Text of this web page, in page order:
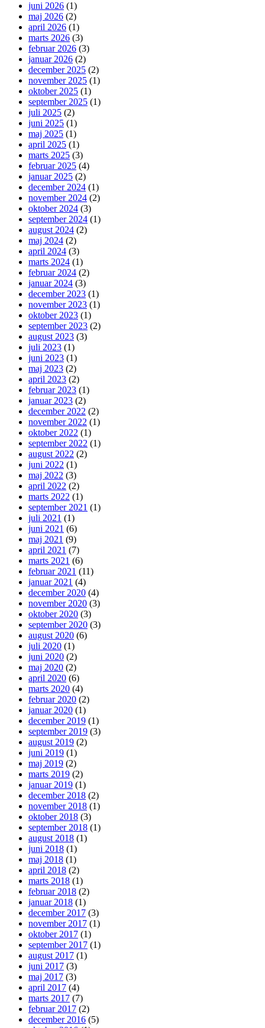
juni 2026 (1)
maj 2026 (2)
april 2026 (1)
marts 2026 (3)
februar 2026 (3)
januar 2026 (2)
december 2025 (2)
november 2025 (1)
oktober 2025 (1)
september 2025 (1)
juli 2025 (2)
juni 2025 (1)
maj 2025 (1)
april 2025 (1)
marts 2025 (3)
februar 2025 (4)
januar 2025 (2)
december 2024 (1)
november 2024 (2)
oktober 2024 (3)
september 2024 (1)
august 2024 (2)
maj 2024 (2)
april 2024 (3)
marts 2024 (1)
februar 2024 (2)
januar 2024 (3)
december 2023 (1)
november 2023 (1)
oktober 2023 (1)
september 2023 (2)
august 2023 (3)
juli 2023 (1)
juni 2023 (1)
maj 2023 (2)
april 2023 (2)
februar 2023 (1)
januar 2023 (2)
december 2022 (2)
november 2022 (1)
oktober 2022 (1)
september 2022 (1)
august 2022 (2)
juni 2022 (1)
maj 2022 (3)
april 2022 (2)
marts 2022 (1)
september 2021 (1)
juli 2021 (1)
juni 2021 (6)
maj 2021 (9)
april 2021 (7)
marts 2021 (6)
februar 2021 (11)
januar 2021 (4)
december 2020 (4)
november 2020 (3)
oktober 2020 (3)
september 2020 (3)
august 2020 (6)
juli 2020 (1)
juni 2020 (2)
maj 2020 (2)
april 2020 (6)
marts 2020 (4)
februar 2020 (2)
januar 2020 (1)
december 2019 (1)
september 2019 (3)
august 2019 (2)
juni 2019 (1)
maj 2019 (2)
marts 2019 (2)
januar 2019 (1)
december 2018 (2)
november 2018 (1)
oktober 2018 (3)
september 2018 (1)
august 2018 (1)
juni 2018 (1)
maj 2018 (1)
april 2018 (2)
marts 2018 (1)
februar 2018 (2)
januar 2018 (1)
december 2017 (3)
november 2017 (1)
oktober 2017 (1)
september 2017 (1)
august 2017 (1)
juni 2017 (3)
maj 2017 (3)
april 2017 (4)
marts 2017 (7)
februar 2017 (2)
december 2016 (5)